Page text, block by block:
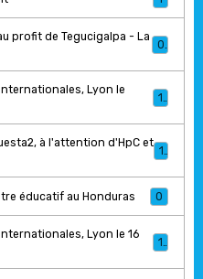
profit de Tegucigalpa - La
Lyon le
à l'attention d'HpC et
éducatif au Honduras 0
Lyon le 16
1